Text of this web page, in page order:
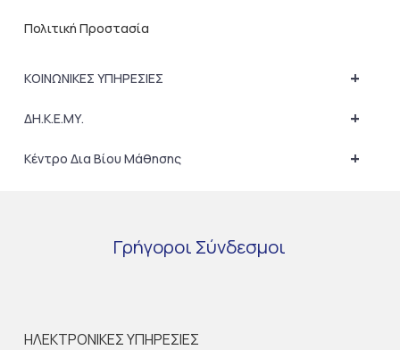
Πολιτική Προστασία
+
ΚΟΙΝΩΝΙΚΕΣ ΥΠΗΡΕΣΙΕΣ
+
ΔΗ.Κ.Ε.ΜΥ.
+
Κέντρο Δια Βίου Μάθησης
Γρήγοροι Σύνδεσμοι
ΗΛΕΚΤΡΟΝΙΚΕΣ ΥΠΗΡΕΣΙΕΣ